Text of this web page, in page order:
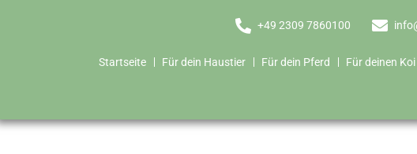
+49 2309 7860100
Startseite Für dein Haustier Für dein Pferd Für deinen Koi